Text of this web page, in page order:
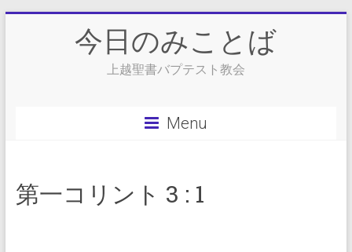
今日のみことば
上越聖書バプテスト教会
Menu
第一コリント 3 : 1